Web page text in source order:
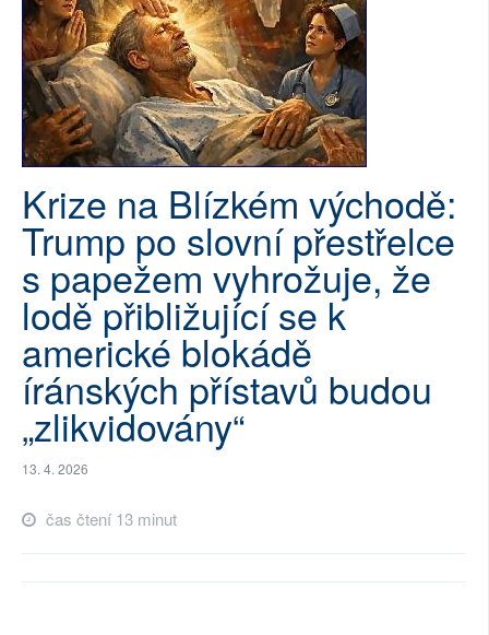
SOCIÁLNÍ SÍTĚ
RUBRIKY
PLNÁ VERZE STRÁNEK
Krize na Blízkém východě:
Trump po slovní přestřelce
s papežem vyhrožuje, že
lodě přibližující se k
americké blokádě
íránských přístavů budou
„zlikvidovány“
13. 4. 2026
čas čtení 13 minut